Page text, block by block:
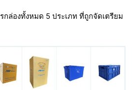
กล่องทั้งหมด 5 ประเภท ที่ถูกจัดเตรียม